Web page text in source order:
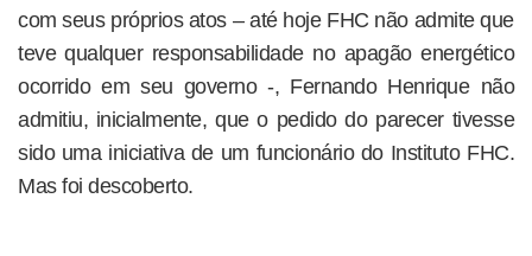
com seus próprios atos – até hoje FHC não admite que
teve qualquer responsabilidade no apagão energético
ocorrido em seu governo -, Fernando Henrique não
admitiu, inicialmente, que o pedido do parecer tivesse
sido uma iniciativa de um funcionário do Instituto FHC.
Mas foi descoberto.